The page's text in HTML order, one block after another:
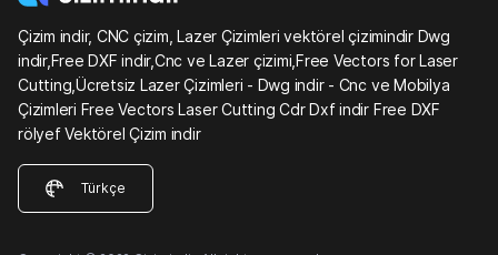
Çizim indir, CNC çizim, Lazer Çizimleri vektörel çizimindir Dwg
indir,Free DXF indir,Cnc ve Lazer çizimi,Free Vectors for Laser
Cutting,Ücretsiz Lazer Çizimleri - Dwg indir - Cnc ve Mobilya
Çizimleri Free Vectors Laser Cutting Cdr Dxf indir Free DXF
rölyef Vektörel Çizim indir
Türkçe